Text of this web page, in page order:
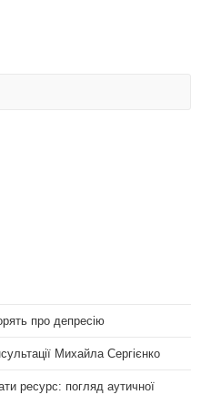
про депресію
Михайла Сергієнко
ресурс: погляд аутичної